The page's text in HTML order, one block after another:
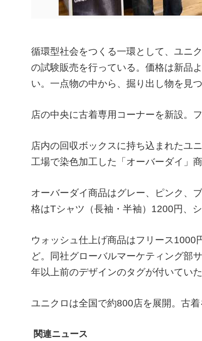
循環型社会をつくる一環として、ユニ
の試験販売を行っている。価格は新品
い。一点物の中から、掘り出し物を見
店の中央に古着専用コーナーを新設。
店内の回収ボックスに持ち込まれたユ
工場で染色加工した「オーバーダイ」
オーバーダイ商品はグレー、ピンク、
格はTシャツ（長袖・半袖）1200円、
ウォッシュ仕上げ商品はフリース
ど。同社グローバルマーケティング部
年以上前のデザインのタグが付いてい
ユニクロは全国で約800店を展開。古
関連ニュース